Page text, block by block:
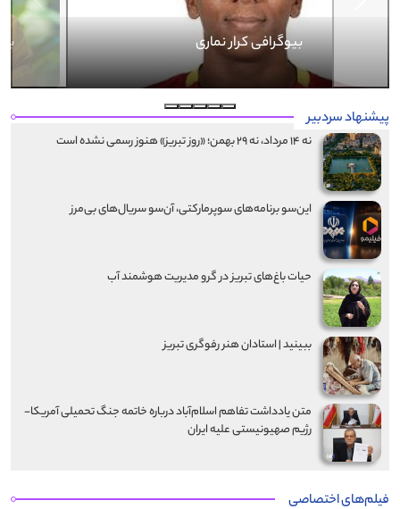
بیوگرافی کرار نماری
Next
پیشنهاد سردبیر
نه ۱۴ مرداد، نه ۲۹ بهمن؛ «روز تبریز» هنوز رسمی نشده است
این‌سو برنامه‌های سوپرمارکتی، آن‌سو سریال‌های بی‌مرز
حیات باغ‌های تبریز در گرو مدیریت هوشمند آب
ببینید | استادان هنر رفوگری تبریز
متن یادداشت تفاهم اسلام‌آباد درباره خاتمه جنگ تحمیلی آمریکا-
رژیم صهیونیستی علیه ایران
فیلم‌های اختصاصی